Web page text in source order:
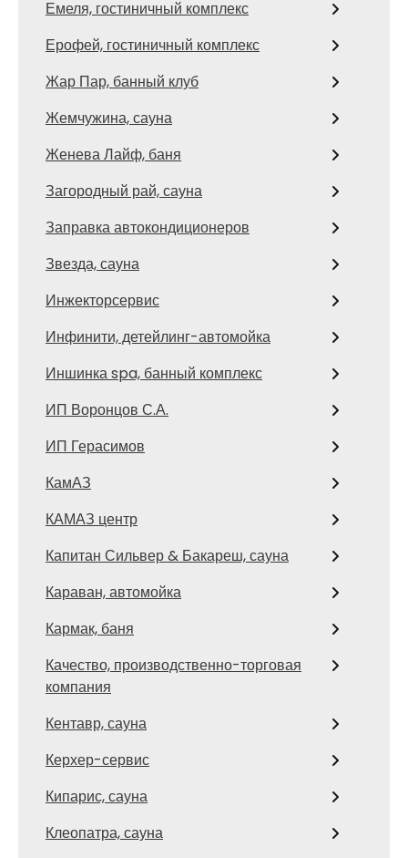
Емеля, гостиничный комплекс
Ерофей, гостиничный комплекс
Жар Пар, банный клуб
Жемчужина, сауна
Женева Лайф, баня
Загородный рай, сауна
Заправка автокондиционеров
Звезда, сауна
Инжекторсервис
Инфинити, детейлинг-автомойка
Иншинка spa, банный комплекс
ИП Воронцов С.А.
ИП Герасимов
КамАЗ
КАМАЗ центр
Капитан Сильвер & Бакареш, сауна
Караван, автомойка
Кармак, баня
Качество, производственно-торговая
компания
Кентавр, сауна
Керхер-сервис
Кипарис, сауна
Клеопатра, сауна